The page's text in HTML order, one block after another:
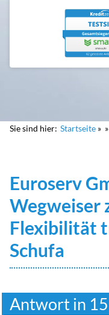
Sie sind hier: Startseite
Euroserv
Wegweiser
Flexibilität
Schufa
Antwort in 15